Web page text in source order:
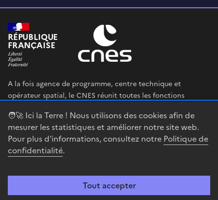
🧑‍🚀 Ici la Terre ! Nous utilisons des cookies afin de
mesurer les statistiques et améliorer notre site web.
Pour plus d'informations, consultez notre Politique de
confidentialité.
Tout accepter
RÉPUBLIQUE
FRANÇAISE
A la fois agence de programme, centre technique et
opérateur spatial, le CNES réunit toutes les fonctions
en œuvre sa stratégie spatiale.
legifrance.gouv.fr
gouvernement.fr
Accessibilité : partiellement conforme Mentions légales